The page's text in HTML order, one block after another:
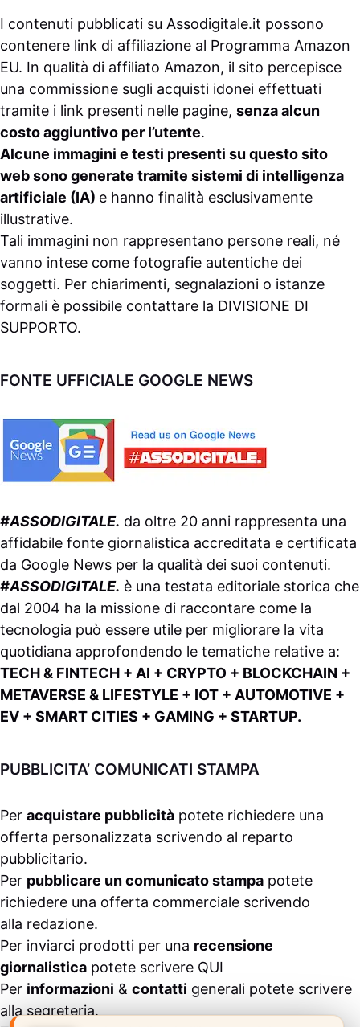
I contenuti pubblicati su Assodigitale.it possono
contenere link di affiliazione al Programma Amazon
EU. In qualità di affiliato Amazon, il sito percepisce
una commissione sugli acquisti idonei effettuati
tramite i link presenti nelle pagine, senza alcun
costo aggiuntivo per l’utente.
Alcune immagini e testi presenti su questo sito
web sono generate tramite sistemi di intelligenza
artificiale (IA) e hanno finalità esclusivamente
illustrative.
Tali immagini non rappresentano persone reali, né
vanno intese come fotografie autentiche dei
soggetti. Per chiarimenti, segnalazioni o istanze
formali è possibile contattare la DIVISIONE DI
SUPPORTO.
FONTE UFFICIALE GOOGLE NEWS
#ASSODIGITALE. da oltre 20 anni rappresenta una
affidabile fonte giornalistica accreditata e certificata
da Google News per la qualità dei suoi contenuti.
#ASSODIGITALE. è una testata editoriale storica che
dal 2004 ha la missione di raccontare come la
tecnologia può essere utile per migliorare la vita
quotidiana approfondendo le tematiche relative a:
TECH & FINTECH + AI + CRYPTO + BLOCKCHAIN +
METAVERSE & LIFESTYLE + IOT + AUTOMOTIVE +
EV + SMART CITIES + GAMING + STARTUP.
PUBBLICITA’ COMUNICATI STAMPA
Per acquistare pubblicità potete richiedere una
offerta personalizzata scrivendo al reparto
pubblicitario.
Per pubblicare un comunicato stampa potete
richiedere una offerta commerciale scrivendo
alla redazione.
Per inviarci prodotti per una recensione
giornalistica potete scrivere QUI
Per informazioni & contatti generali potete scrivere
alla segreteria.